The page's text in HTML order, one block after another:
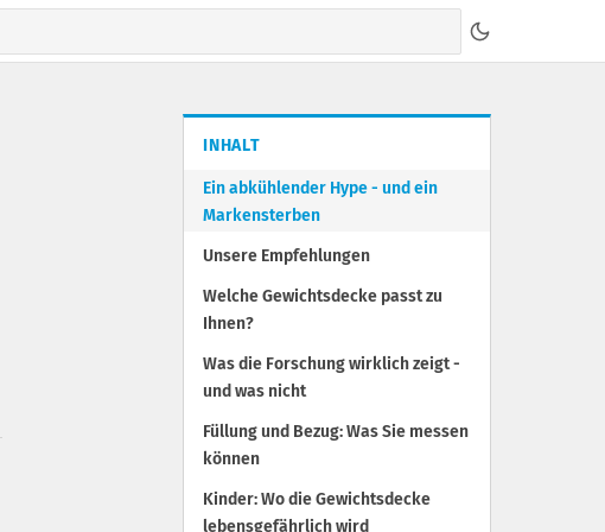
INHALT
Ein abkühlender Hype - und ein
Markensterben
Unsere Empfehlungen
Welche Gewichtsdecke passt zu
Ihnen?
Was die Forschung wirklich zeigt -
und was nicht
Füllung und Bezug: Was Sie messen
können
Kinder: Wo die Gewichtsdecke
lebensgefährlich wird